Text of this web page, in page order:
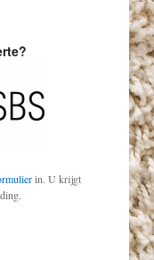
in. U krijgt